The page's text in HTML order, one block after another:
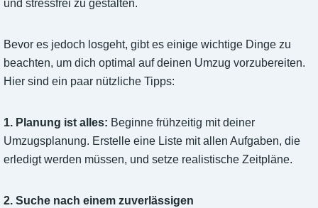
und stressfrei zu gestalten.
Bevor es jedoch losgeht, gibt es einige wichtige Dinge zu
beachten, um dich optimal auf deinen Umzug vorzubereiten.
Hier sind ein paar nützliche Tipps:
1. Planung ist alles: Beginne frühzeitig mit deiner
Umzugsplanung. Erstelle eine Liste mit allen Aufgaben, die
erledigt werden müssen, und setze realistische Zeitpläne.
2. Suche nach einem zuverlässigen